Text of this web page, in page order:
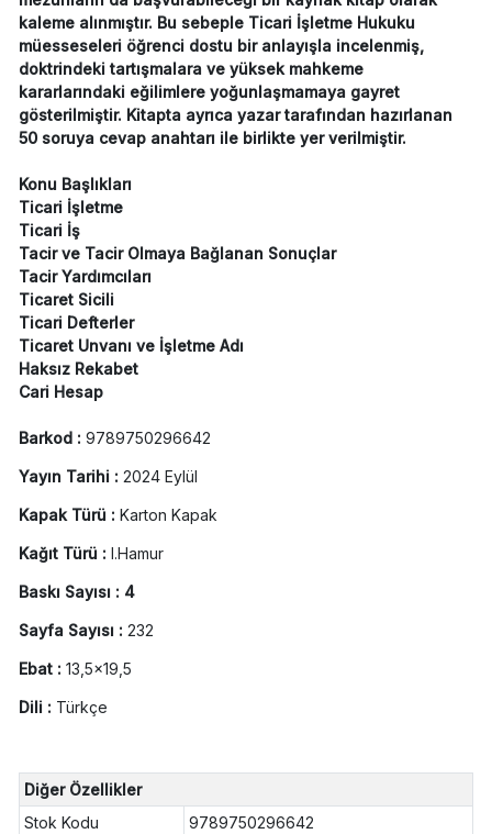
kaleme alınmıştır. Bu sebeple Ticari İşletme Hukuku
müesseseleri öğrenci dostu bir anlayışla incelenmiş,
doktrindeki tartışmalara ve yüksek mahkeme
kararlarındaki eğilimlere yoğunlaşmamaya gayret
gösterilmiştir. Kitapta ayrıca yazar tarafından hazırlanan
50 soruya cevap anahtarı ile birlikte yer verilmiştir.
Konu Başlıkları
Ticari İşletme
Ticari İş
Tacir ve Tacir Olmaya Bağlanan Sonuçlar
Tacir Yardımcıları
Ticaret Sicili
Ticari Defterler
Ticaret Unvanı ve İşletme Adı
Haksız Rekabet
Cari Hesap
Barkod : 9789750296642
Yayın Tarihi : 2024 Eylül
Kapak Türü : Karton Kapak
Kağıt Türü : I.Hamur
Baskı Sayısı : 4
Sayfa Sayısı : 232
Ebat : 13,5x19,5
Dili : Türkçe
Diğer Özellikler
Stok Kodu
9789750296642